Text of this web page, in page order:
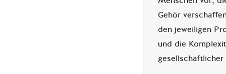
Gehör
den jeweiligen
und die